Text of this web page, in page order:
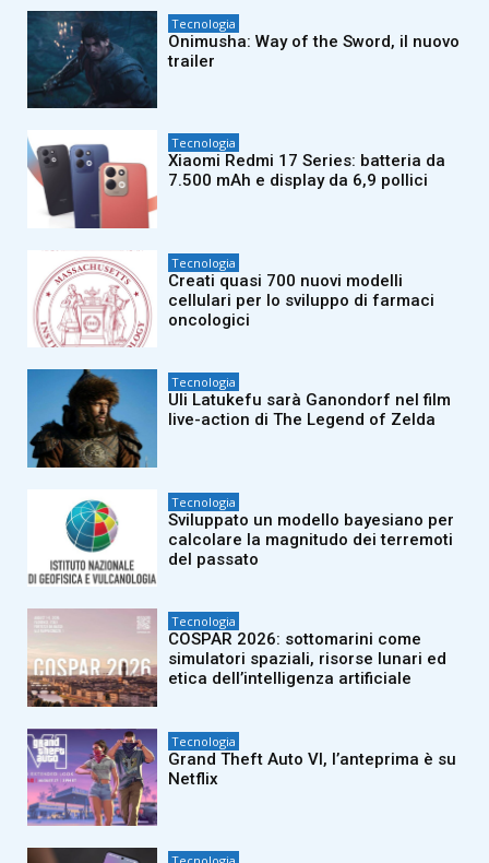
Tecnologia
Onimusha: Way of the Sword, il nuovo
trailer
Tecnologia
Xiaomi Redmi 17 Series: batteria da
7.500 mAh e display da 6,9 pollici
Tecnologia
Creati quasi 700 nuovi modelli
cellulari per lo sviluppo di farmaci
oncologici
Tecnologia
Uli Latukefu sarà Ganondorf nel film
live-action di The Legend of Zelda
Tecnologia
Sviluppato un modello bayesiano per
calcolare la magnitudo dei terremoti
del passato
Tecnologia
COSPAR 2026: sottomarini come
simulatori spaziali, risorse lunari ed
etica dell’intelligenza artificiale
Tecnologia
Grand Theft Auto VI, l’anteprima è su
Netflix